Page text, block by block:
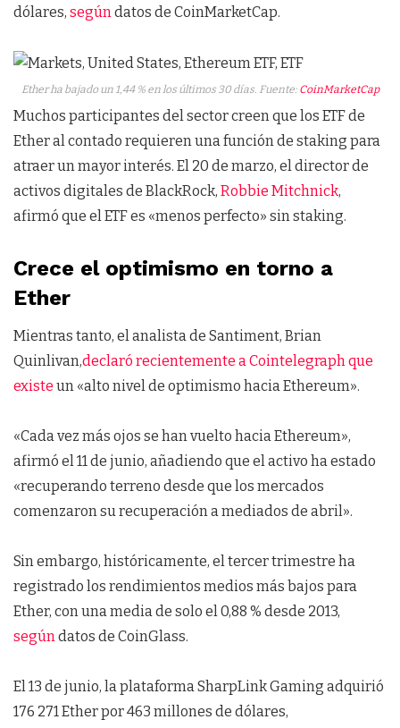
dólares, segúndatos de CoinMarketCap.
Ether ha bajado un 1,44 % en los últimos 30 días. Fuente: CoinMarketCap
Muchos participantes del sector creen que los ETF de
Ether al contado requieren una función de staking para
atraer un mayor interés. El 20 de marzo, el director de
activos digitales de BlackRock, Robbie Mitchnick,
afirmó que el ETF es «menos perfecto» sin staking.
Crece el optimismo en torno a
Ether
Mientras tanto, el analista de Santiment, Brian
Quinlivan,declaró recientemente a Cointelegraph que
existe un «alto nivel de optimismo hacia Ethereum».
«Cada vez más ojos se han vuelto hacia Ethereum»,
afirmó el 11 de junio, añadiendo que el activo ha estado
«recuperando terreno desde que los mercados
comenzaron su recuperación a mediados de abril».
Sin embargo, históricamente, el tercer trimestre ha
registrado los rendimientos medios más bajos para
Ether, con una media de solo el 0,88 % desde 2013,
según datos de CoinGlass.
El 13 de junio, la plataforma SharpLink Gaming adquirió
176 271 Ether por 463 millones de dólares,